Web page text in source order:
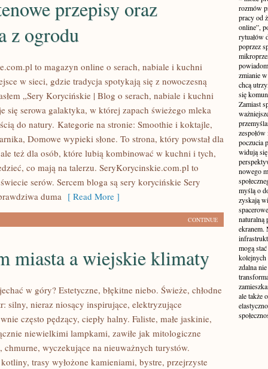
przepisy oraz
z ogrodu
to magazyn online o serach, nabiale i kuchni
w sieci, gdzie tradycja spotykają się z nowoczesną
„Sery Korycińskie | Blog o serach, nabiale i kuchni
się serowa galaktyka, w której zapach świeżego mleka
do natury. Kategorie na stronie: Smoothie i koktajle,
Domowe wypieki słone. To strona, który powstał dla
też dla osób, które lubią kombinować w kuchni i tych,
co mają na talerzu. SeryKorycinskie.com.pl to
serów. Sercem bloga są sery korycińskie Sery
duma [ Read More ]
CONTINUE
miasta a wiejskie klimaty
w góry? Estetyczne, błękitne niebo. Świeże, chłodne
silny, nieraz niosący inspirujące, elektryzujące
często pędzący, ciepły halny. Faliste, małe jaskinie,
niewielkimi lampkami, zawiłe jak mitologiczne
chmurne, wyczekujące na nieuważnych turystów.
trasy wyłożone kamieniami, bystre, przejrzyste
rozmów
pracy od
online”,
rytuałów
poprzez
zmianie
chcą
się
Zamiast
poczucia
widują
nowego
myślą o
zyskają
naturalną
ekranem.
mogą
kolejnych
zdalna
ale także